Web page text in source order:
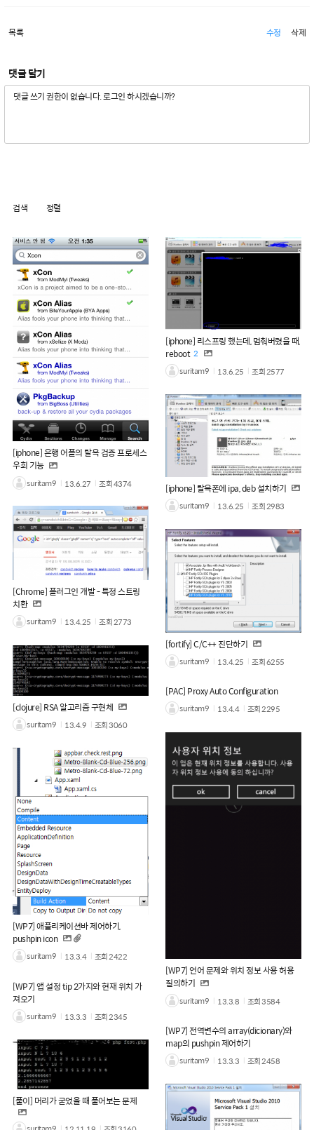
목록 수정 삭제
댓글 달기
검색 정렬
[iphone] 은행 어플의 탈옥 검증 프로세스
우회 기능
suritam9 13.6.27 조회4374
[iphone] 리스프링 했는데, 멈춰버렸을 때,
reboot 2
suritam9
13.6.25 조회2577
[iphone] 탈옥폰에 ipa, deb 설치하기
suritam9 13.6.25 조회2983
[Chrome] 플러그인 개발 - 특정 스트링
치환
suritam9 13.4.25 조회2773
[fortify] C/C++ 진단하기
suritam9 13.4.25 조회6255
[clojure] RSA 알고리즘 구현체
suritam9 13.4.9 조회3060
[PAC] Proxy Auto Configuration
suritam9 13.4.4 조회2295
[WP7] 언어 문제와 위치 정보 사용 허용
질의하기
suritam9 13.3.8 조회3584
[WP7] 애플리케이션바 제어하기,
pushpin icon
suritam9 13.3.4 조회2422
[WP7] 앱 설정 tip 2가지와 현재 위치 가
져오기
suritam9 13.3.3 조회2345
[WP7] 전역변수의 array(dicionary)와
map의 pushpin 제어하기
suritam9 13.3.3 조회2458
[풀이] 머리가 굳었을 때 풀어보는 문제